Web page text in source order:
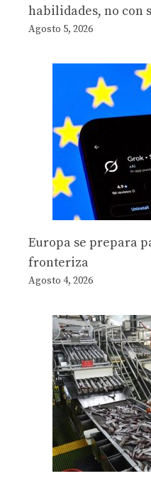
habilidades, no con
Agosto 5, 2026
Europa se prepara
fronteriza
Agosto 4, 2026